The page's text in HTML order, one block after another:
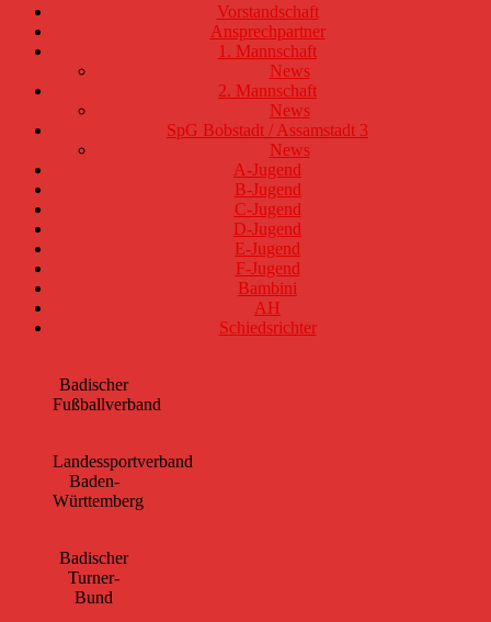
Vorstandschaft
Ansprechpartner
1. Mannschaft
News
2. Mannschaft
News
SpG Bobstadt / Assamstadt 3
News
A-Jugend
B-Jugend
C-Jugend
D-Jugend
E-Jugend
F-Jugend
Bambini
AH
Schiedsrichter
Badischer
Fußballverband
Landessportverband
Baden-
Württemberg
Badischer
Turner-
Bund